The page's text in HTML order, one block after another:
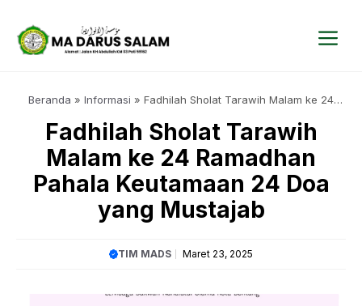
Beranda » Informasi » Fadhilah Sholat Tarawih Malam ke 24
Fadhilah Sholat Tarawih
Malam ke 24 Ramadhan
Pahala Keutamaan 24 Doa
yang Mustajab
TIM MADS Maret 23, 2025